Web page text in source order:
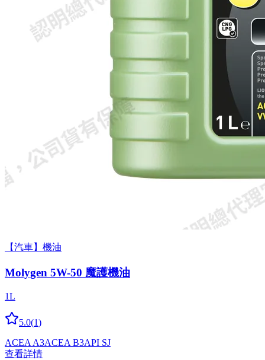
【汽車】機油
Molygen 5W-50 魔護機油
1L
5.0(1)
ACEA A3ACEA B3API SJ
查看詳情